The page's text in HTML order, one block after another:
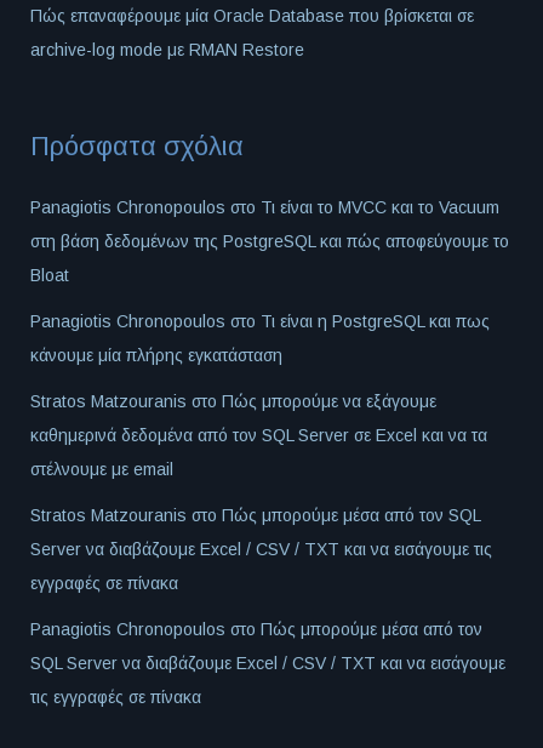
Πώς επαναφέρουμε μία Oracle Database που βρίσκεται σε
archive-log mode με RMAN Restore
Πρόσφατα σχόλια
Panagiotis Chronopoulos στο Τι είναι το MVCC και το Vacuum
στη βάση δεδομένων της PostgreSQL και πώς αποφεύγουμε το
Bloat
Panagiotis Chronopoulos στο Τι είναι η PostgreSQL και πως
κάνουμε μία πλήρης εγκατάσταση
Stratos Matzouranis στο Πώς μπορούμε να εξάγουμε
καθημερινά δεδομένα από τον SQL Server σε Excel και να τα
στέλνουμε με email
Stratos Matzouranis στο Πώς μπορούμε μέσα από τον SQL
Server να διαβάζουμε Excel / CSV / TXT και να εισάγουμε τις
εγγραφές σε πίνακα
Panagiotis Chronopoulos στο Πώς μπορούμε μέσα από τον
SQL Server να διαβάζουμε Excel / CSV / TXT και να εισάγουμε
τις εγγραφές σε πίνακα